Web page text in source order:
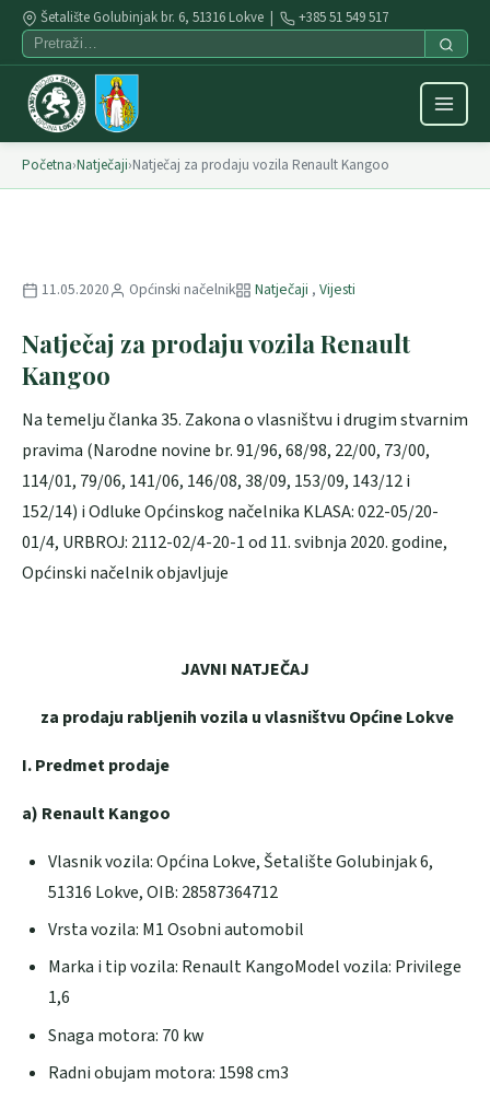
Šetalište Golubinjak br. 6, 51316 Lokve | +385 51 549 517
Početna›Natječaji›Natječaj za prodaju vozila Renault Kangoo
11.05.2020 Općinski načelnik Natječaji , Vijesti
Natječaj za prodaju vozila Renault
Kangoo
Na temelju članka 35. Zakona o vlasništvu i drugim stvarnim
pravima (Narodne novine br. 91/96, 68/98, 22/00, 73/00,
114/01, 79/06, 141/06, 146/08, 38/09, 153/09, 143/12 i
152/14) i Odluke Općinskog načelnika KLASA: 022-05/20-
01/4, URBROJ: 2112-02/4-20-1 od 11. svibnja 2020. godine,
Općinski načelnik objavljuje
JAVNI NATJEČAJ
za prodaju rabljenih vozila u vlasništvu Općine Lokve
I. Predmet prodaje
a) Renault Kangoo
Vlasnik vozila: Općina Lokve, Šetalište Golubinjak 6,
51316 Lokve, OIB: 28587364712
Vrsta vozila: M1 Osobni automobil
Marka i tip vozila: Renault KangoModel vozila: Privilege
1,6
Snaga motora: 70 kw
Radni obujam motora: 1598 cm3